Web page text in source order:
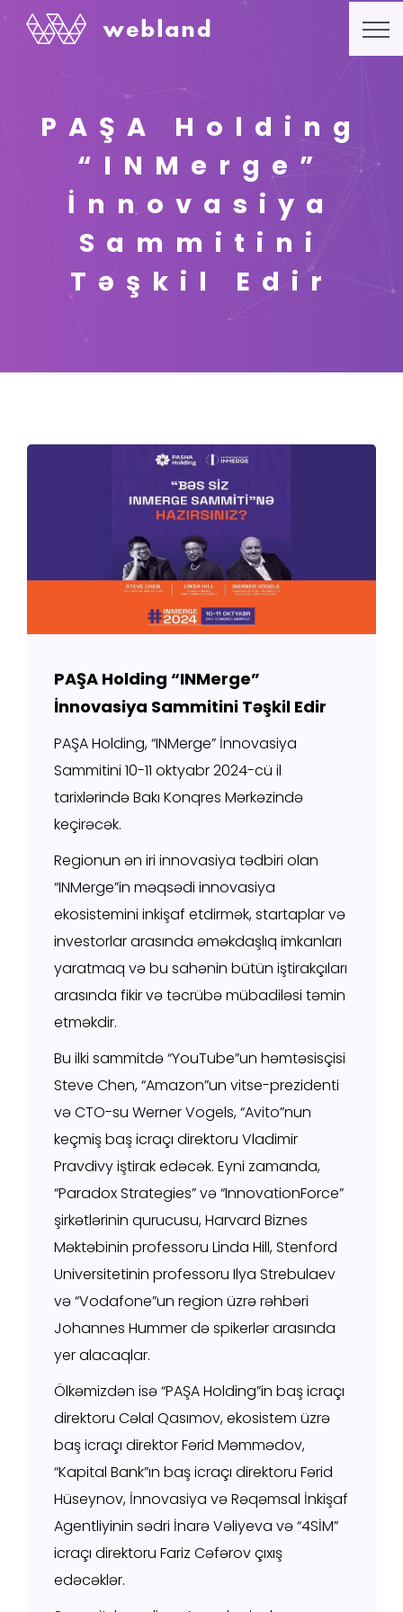
PAŞA Holding
“INMerge”
İnnovasiya
Sammitini
Təşkil Edir
PAŞA Holding “INMerge”
İnnovasiya Sammitini Təşkil Edir
PAŞA Holding, “INMerge” İnnovasiya
Sammitini 10-11 oktyabr 2024-cü il
tarixlərində Bakı Konqres Mərkəzində
keçirəcək.
Regionun ən iri innovasiya tədbiri olan
“INMerge”in məqsədi innovasiya
ekosistemini inkişaf etdirmək, startaplar və
investorlar arasında əməkdaşlıq imkanları
yaratmaq və bu sahənin bütün iştirakçıları
arasında fikir və təcrübə mübadiləsi təmin
etməkdir.
Bu ilki sammitdə “YouTube”un həmtəsisçisi
Steve Chen, “Amazon”un vitse-prezidenti
və CTO-su Werner Vogels, “Avito”nun
keçmiş baş icraçı direktoru Vladimir
Pravdivy iştirak edəcək. Eyni zamanda,
“Paradox Strategies” və “InnovationForce”
şirkətlərinin qurucusu, Harvard Biznes
Məktəbinin professoru Linda Hill, Stenford
Universitetinin professoru Ilya Strebulaev
və “Vodafone”un region üzrə rəhbəri
Johannes Hummer də spikerlər arasında
yer alacaqlar.
Ölkəmizdən isə “PAŞA Holding”in baş icraçı
direktoru Cəlal Qasımov, ekosistem üzrə
baş icraçı direktor Fərid Məmmədov,
“Kapital Bank”ın baş icraçı direktoru Fərid
Hüseynov, İnnovasiya və Rəqəmsal İnkişaf
Agentliyinin sədri İnarə Vəliyeva və “4SİM”
icraçı direktoru Fariz Cəfərov çıxış
edəcəklər.